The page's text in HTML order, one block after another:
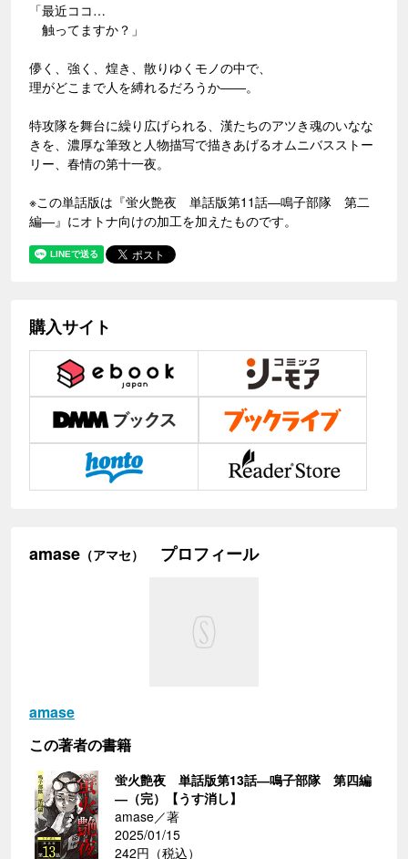
「最近ココ…
触ってますか？」
儚く、強く、煌き、散りゆくモノの中で、
理がどこまで人を縛れるだろうか――。
特攻隊を舞台に繰り広げられる、漢たちのアツき魂のいなな
きを、濃厚な筆致と人物描写で描きあげるオムニバスストー
リー、春情の第十一夜。
※この単話版は『蛍火艶夜 単話版第11話―鳴子部隊 第二
編―』にオトナ向けの加工を加えたものです。
購入サイト
amase （アマセ） プロフィール
amase
この著者の書籍
蛍火艶夜 単話版第13話―鳴子部隊 第四編
―（完）【うす消し】
amase／著
2025/01/15
242円（税込）